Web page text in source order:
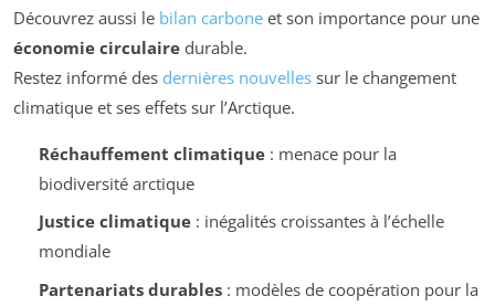
Découvrez aussi le bilan carbone et son importance pour une
économie circulaire durable.
Restez informé des dernières nouvelles sur le changement
climatique et ses effets sur l’Arctique.
Réchauffement climatique: menace pour la
biodiversité arctique
Justice climatique: inégalités croissantes à l’échelle
mondiale
Partenariats durables: modèles de coopération pour la